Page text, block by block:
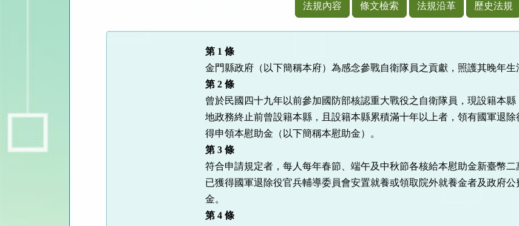
功
法規內容 條文檢索 法規沿革 歷史法規
第 1條
金門縣政府（以下簡稱本府）為感念參戰自衛隊員之貢獻，照護其晚年生
第 2條
曾於民國四十九年以前參加國防部核認重大戰役之自衛隊員，現設籍本
地政務終止前曾設籍本縣，且設籍本縣累積滿十年以上者，領有國軍退除
得申領本慰助金（以下簡稱本慰助金）。
第 3條
符合申請規定者，每人每年春節、端午及中秋節各核給本慰助金新臺幣二
已獲得國軍退除役官兵輔導委員會安置就養或領取院外就養金者及政府
金。
第 4條